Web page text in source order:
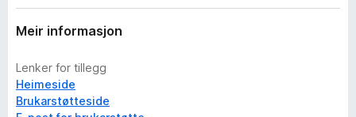
Meir informasjon
Lenker for tillegg
Heimeside
Brukarstøtteside